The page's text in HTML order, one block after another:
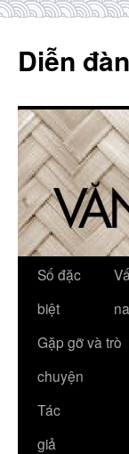
content
Diễn
Số đặc
biệt
Gặp gỡ và trò
chuyện
Tác
giả